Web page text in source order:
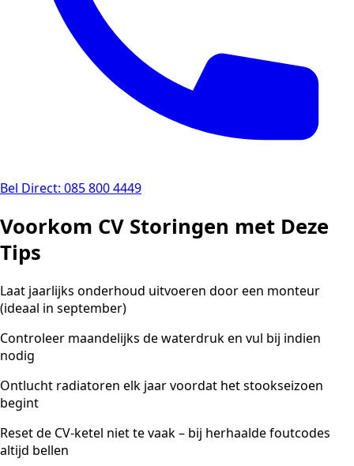
Bel Direct: 085 800 4449
Voorkom CV Storingen met Deze
Tips
Laat jaarlijks onderhoud uitvoeren door een monteur
(ideaal in september)
Controleer maandelijks de waterdruk en vul bij indien
nodig
Ontlucht radiatoren elk jaar voordat het stookseizoen
begint
Reset de CV-ketel niet te vaak – bij herhaalde foutcodes
altijd bellen